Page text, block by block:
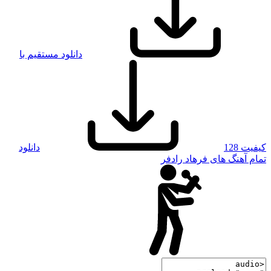
دانلود مستقیم با
کیفیت 128
دانلود
تمام آهنگ های فرهاد رادفر